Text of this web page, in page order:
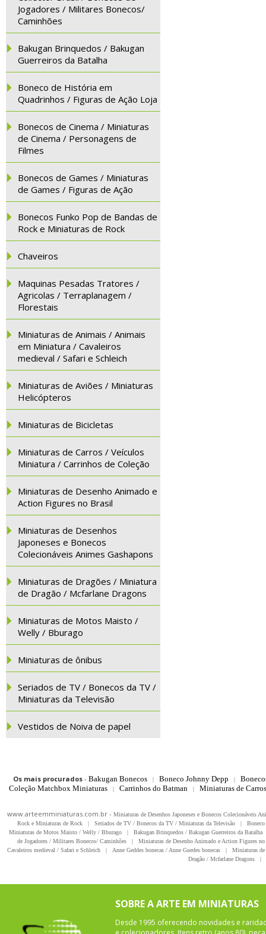
Jogadores / Militares Bonecos/
Caminhões
Bakugan Brinquedos / Bakugan
Guerreiros da Batalha
Boneco de História em
Quadrinhos / Figuras de Ação Loja
Bonecos de Cinema / Miniaturas
de Cinema / Personagens de
Filmes
Bonecos de Games / Miniaturas
de Games / Figuras de Ação
Bonecos Funko Pop de Bandas de
Rock e Miniaturas de Rock
Chaveiros
Maquinas Pesadas Tratores /
Agricolas / Terraplanagem /
Florestais
Miniaturas de Animais / Animais
em Miniatura / Cavaleiros
medieval / Safari e Schleich
Miniaturas de Aviões / Miniaturas
Helicópteros
Miniaturas de Bicicletas
Miniaturas de Carros / Veículos
Miniatura / Carrinhos de Coleção
Miniaturas de Desenho Animado e
Action Figures no Brasil
Miniaturas de Desenhos
Japoneses e Bonecos
Colecionáveis Animes Gashapons
Miniaturas de Dragões / Miniatura
de Dragão / Mcfarlane Dragons
Miniaturas de Motos Maisto /
Welly / Bburago
Miniaturas de ônibus
Seriados de TV / Bonecos da TV /
Miniaturas da Televisão
Vestidos de Noiva de papel
Os mais procurados- Bakugan Bonecos | Boneco Johnny Depp |
Coleção Matchbox Miniaturas
| Carrinhos do Batman | Miniaturas de
www.arteemminiaturas.com.br - Miniaturas de Desenhos Japoneses e Bonecos Colecionáveis
Rock e Miniaturas de Rock
| Seriados de TV / Bonecos da TV / Miniaturas da Televisão |
Miniaturas de Motos Maisto / Welly / Bburago
| Bakugan Brinquedos / Bakugan Guerreiros da Batalha
de Jogadores / Militares Bonecos/ Caminhões
|
Miniaturas de Desenho Animado e Action Figures
Cavaleiros medieval / Safari e Schleich
| Anne Geddes bonecas / Anne Guedes bonecas |
Miniaturas
Dragão / Mcfarlane Dragons
|
SOBRE A ARTE EM MINIATURAS
Desde 1995 oferecendo novidades e